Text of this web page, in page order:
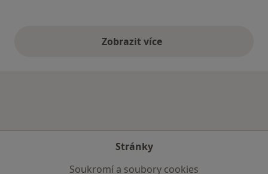
Zobrazit vícevýše uvedené názory
Stránky
Soukromí a soubory cookies